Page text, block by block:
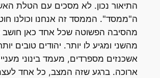
התיאור נכון. לא מסכים עם הטלת
ה"ממסד". הממסד זה אנחנו וכולנו
מהסיבה הפשוטה שכל אחד כאן חושב
מהשני ומגיע לו יותר. יהודים טובים
אשכנזים מספרדים, מעמד בינוני
ארוכה. ברגע שזה המצב, כל אחד